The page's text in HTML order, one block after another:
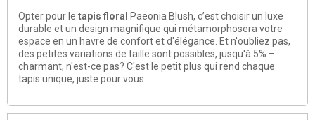
Opter pour le tapis floral
Paeonia Blush, c’est choisir un luxe
durable et un design magnifique qui métamorphosera votre
espace en un havre de confort et d'élégance. Et n'oubliez pas,
des petites variations de taille sont possibles, jusqu'à 5% –
charmant, n'est-ce pas? C'est le petit plus qui rend chaque
tapis unique, juste pour vous.